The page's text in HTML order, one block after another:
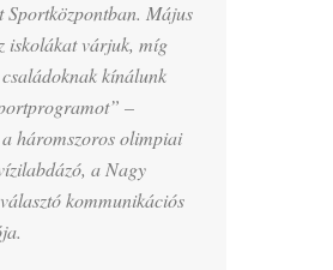
Sportközpontban. Május
iskolákat várjuk, míg
kínálunk
–
háromszoros olimpiai
a Nagy
kommunikációs